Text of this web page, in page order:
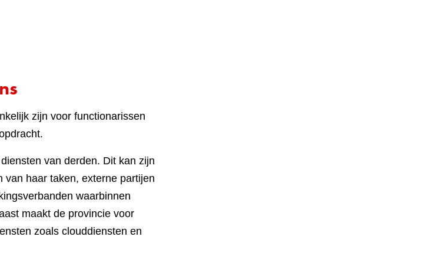
zijn voor functionarissen
van derden. Dit kan zijn
haar taken, externe partijen
waarbinnen
maakt de provincie voor
zoals clouddiensten en